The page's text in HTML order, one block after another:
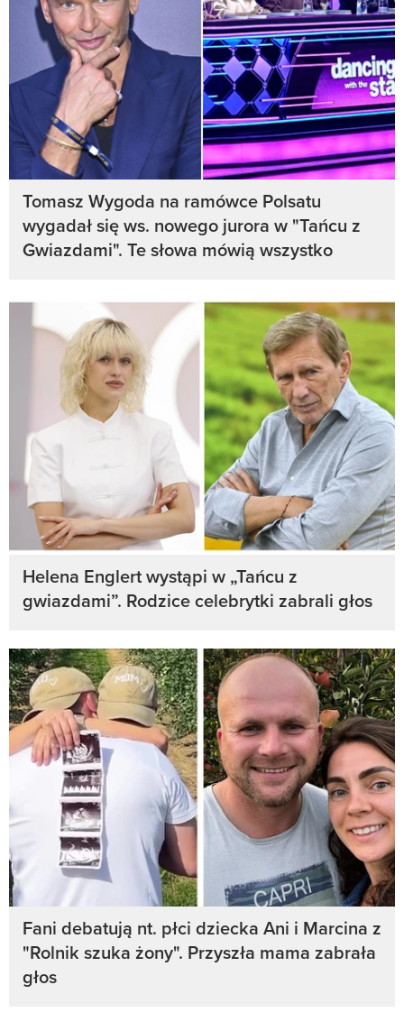
Tomasz Wygoda na ramówce Polsatu
wygadał się ws. nowego jurora w "Tańcu z
Gwiazdami". Te słowa mówią wszystko
Helena Englert wystąpi w „Tańcu z
gwiazdami”. Rodzice celebrytki zabrali głos
Fani debatują nt. płci dziecka Ani i Marcina z
"Rolnik szuka żony". Przyszła mama zabrała
głos